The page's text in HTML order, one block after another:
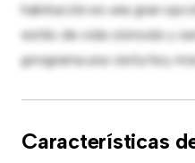
habitación es una gran
estilo de vida cómodo y
¡programa una visita hoy
Características